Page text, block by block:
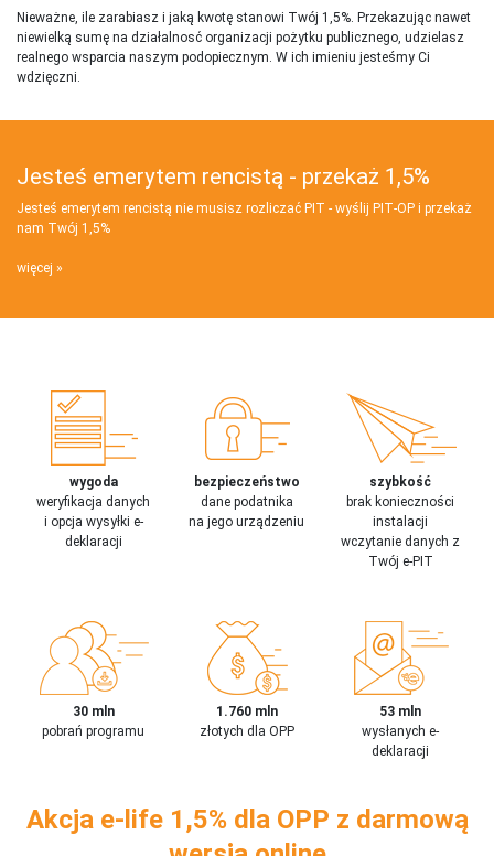
Nieważne, ile zarabiasz i jaką kwotę stanowi Twój 1,5%. Przekazując nawet
niewielką sumę na działalnosć organizacji pożytku publicznego, udzielasz
realnego wsparcia naszym podopiecznym. W ich imieniu jesteśmy Ci
wdzięczni.
Jesteś emerytem rencistą - przekaż 1,5%
Jesteś emerytem rencistą nie musisz rozliczać PIT - wyślij PIT‑OP i przekaż
nam Twój 1,5%
więcej
wygoda
weryfikacja danych
i opcja wysyłki e-
deklaracji
bezpieczeństwo
dane podatnika
na jego urządzeniu
szybkość
brak konieczności
instalacji
wczytanie danych z
Twój e-PIT
30 mln
pobrań programu
1.760 mln
złotych dla OPP
53 mln
wysłanych e-
deklaracji
Akcja e-life 1,5% dla OPP z darmową